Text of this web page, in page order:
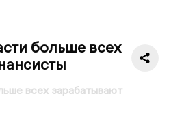
больше всех
всех зарабатывают